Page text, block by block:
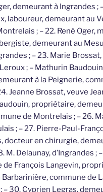
demeurant à Ingrandes ;
laboureur, demeurant au
; – 22. René Oger,
demeurant au
; – 23. Marie
; – Mathurin
à la Peignerie,
Jeanne Brossat, veuve
propriétaire,
de Montrelais ; – 26.
; – 27. Pierre-Paul-
docteur en chirurgie,
M. Delaunay, d’Ingrandes ;
de François Langevin,
commune de
– 30. Cyprien Legras,